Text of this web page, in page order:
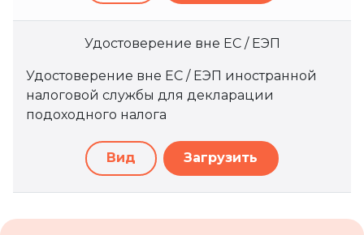
Удостоверение вне ЕС / ЕЭП
Удостоверение вне ЕС / ЕЭП иностранной
налоговой службы для декларации
подоходного налога
Вид Загрузить